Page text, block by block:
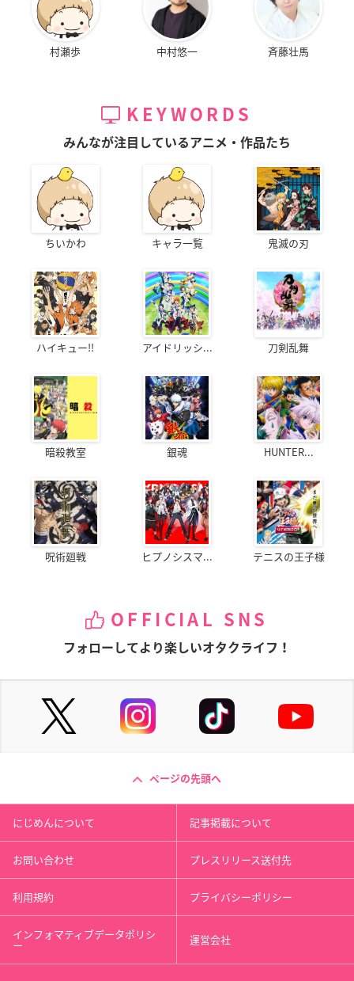
村瀬歩 中村悠一 斉藤壮馬
KEYWORDS
みんなが注目しているアニメ・作品たち
ちいかわ キャラ一覧 鬼滅の刃
ハイキュー!! アイドリッシ... 刀剣乱舞
暗殺教室 銀魂 HUNTER...
呪術廻戦 ヒプノシスマ... テニスの王子様
OFFICIAL SNS
フォローしてより楽しいオタクライフ！
ページの先頭へ
にじめんについて 記事掲載について
お問い合わせ プレスリリース送付先
利用規約 プライバシーポリシー
インフォマティブデータポリシ
ー 運営会社